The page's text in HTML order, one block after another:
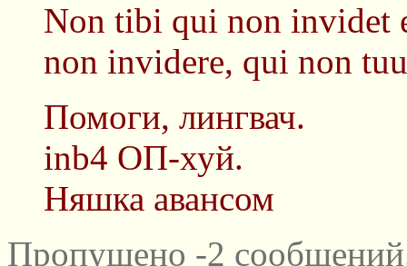
Non tibi qui non invidet
non invidere, qui non
Помоги, лингвач.
inb4 ОП-хуй.
Няшка авансом
Пропущено -2